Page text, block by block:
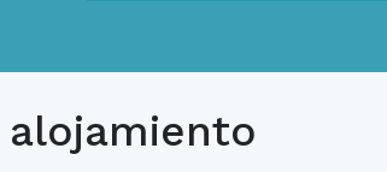
alojamiento